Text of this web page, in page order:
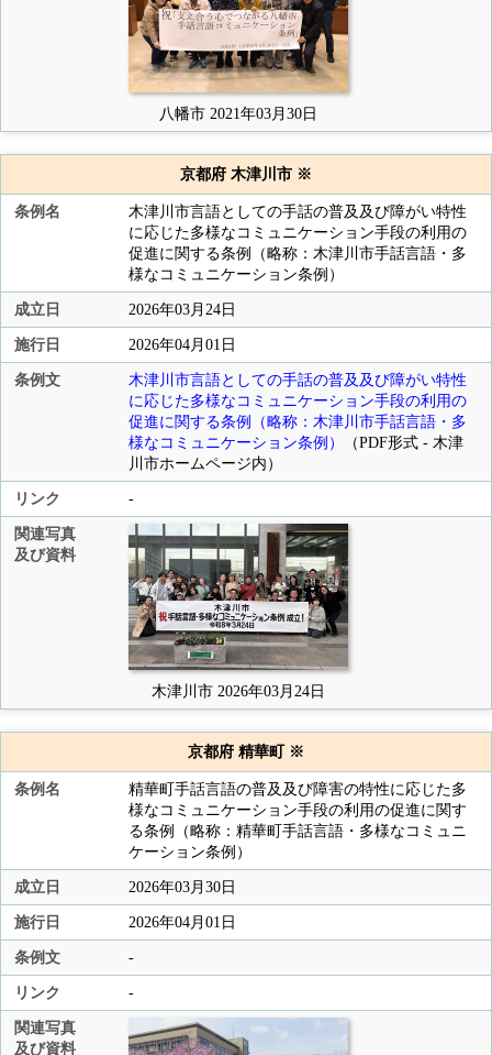
八幡市 2021年03月30日
京都府 木津川市 ※
条例名
木津川市言語としての手話の普及及び障がい特性
に応じた多様なコミュニケーション手段の利用の
促進に関する条例（略称：木津川市手話言語・多
様なコミュニケーション条例）
成立日 2026年03月24日
施行日 2026年04月01日
条例文
木津川市言語としての手話の普及及び障がい特性
に応じた多様なコミュニケーション手段の利用の
促進に関する条例（略称：木津川市手話言語・多
様なコミュニケーション条例）
（PDF形式 - 木津
川市ホームページ内）
リンク -
関連写真
及び資料
木津川市 2026年03月24日
京都府 精華町 ※
条例名
精華町手話言語の普及及び障害の特性に応じた多
様なコミュニケーション手段の利用の促進に関す
る条例（略称：精華町手話言語・多様なコミュニ
ケーション条例）
成立日 2026年03月30日
施行日 2026年04月01日
条例文 -
リンク -
関連写真
及び資料